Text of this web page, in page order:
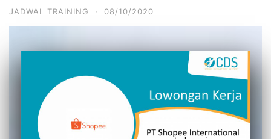
JADWAL TRAINING · 08/10/2020